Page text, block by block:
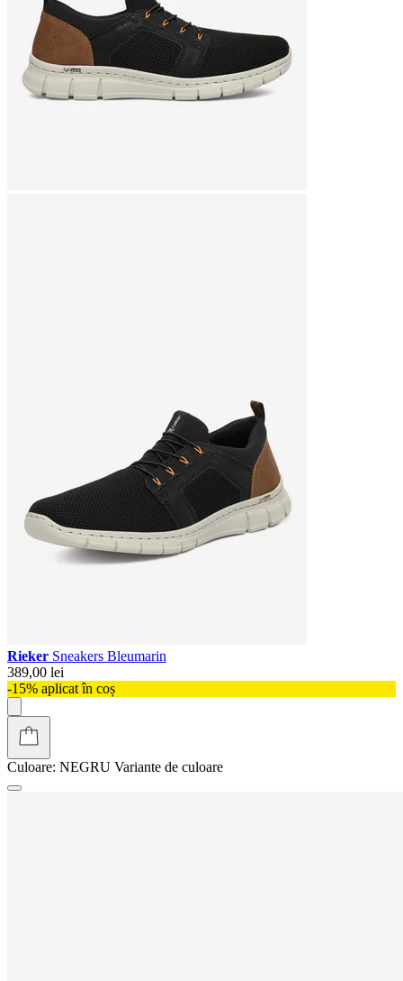
Rieker Sneakers Bleumarin
389,00 lei
-15% aplicat în coș
Culoare: NEGRU Variante de culoare